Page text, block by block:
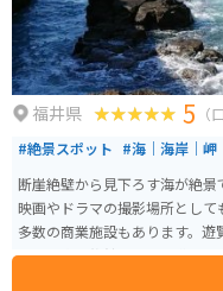
福井県 5 （
#絶景スポット #海｜海岸｜岬
断崖絶壁から見下ろす海が絶景
映画やドラマの撮影場所とし
多数の商業施設もあります。遊
にも民宿、旅館、食堂、道の
と合わせて訪れることをオス